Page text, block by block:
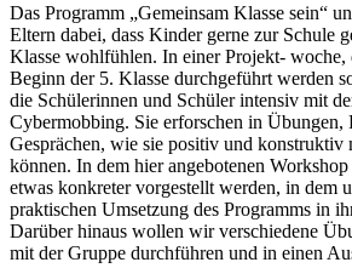
Das Programm „Gemeinsam Klasse sein“
Eltern dabei, dass Kinder gerne zur Schule
Klasse wohlfühlen. In einer Projekt- woche,
Beginn der 5. Klasse durchgeführt werden
die Schülerinnen und Schüler intensiv mit
Cybermobbing. Sie erforschen in Übungen,
Gesprächen, wie sie positiv und konstruktiv
können. In dem hier angebotenen
etwas konkreter vorgestellt werden, in dem
praktischen Umsetzung des Programms in
Darüber hinaus wollen wir verschiedene
mit der Gruppe durchführen und in einen